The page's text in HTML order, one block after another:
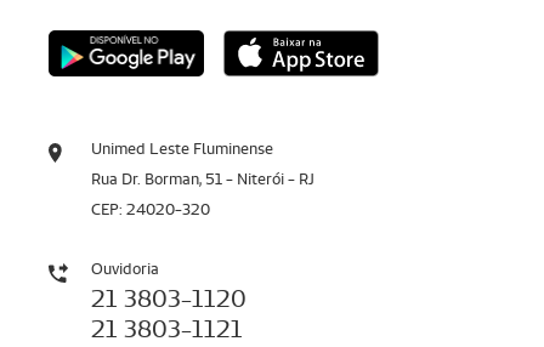
Unimed Leste Fluminense
Rua Dr. Borman, 51 - Niterói - RJ
CEP: 24020-320
Ouvidoria
21 3803-1120
21 3803-1121